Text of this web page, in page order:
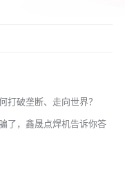
打破垄断、走向世界？
了，鑫晟点焊机告诉你答